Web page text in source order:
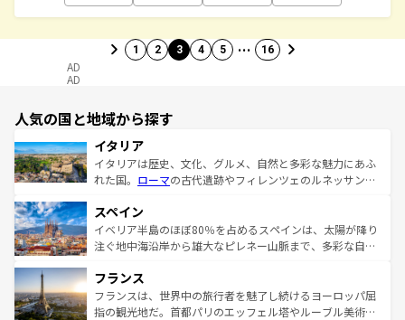
1 2 3 4 5 … 16
AD
AD
人気の国と地域から探す
イタリア
イタリアは歴史、文化、グルメ、自然と多彩な魅力にあふ
れた国。 ローマの古代遺跡やフィレンツェのルネッサンス
ろん、トスカーナの美しい田園風景やアマルフィ海岸の絶
景など、自然景観も見逃せない。観光の合間には、本場の
ピザやパスタなど、絶品のイタリア料理を堪能することも
ませてくれるイタリアで、忘れられない旅をしてみよう！
なお、新着のイタリア情報はコンテンツ一覧 を参照してほ
しい。
スペイン
イベリア半島のほぼ80％を占めるスペインは、太陽が降り
注ぐ地中海沿岸から雄大なピレネー山脈まで、多彩な自然
文化が根付くこの国では、情熱的なフラメンコ、熱気あふ
れる闘牛、そして美味しいタパスが生活の一部となってい
る。首都マドリードの洗練された雰囲気や、バルセロナの
フランス
フランスは、世界中の旅行者を魅了し続けるヨーロッパ屈
指の観光地だ。首都パリのエッフェル塔やルーブル美術館